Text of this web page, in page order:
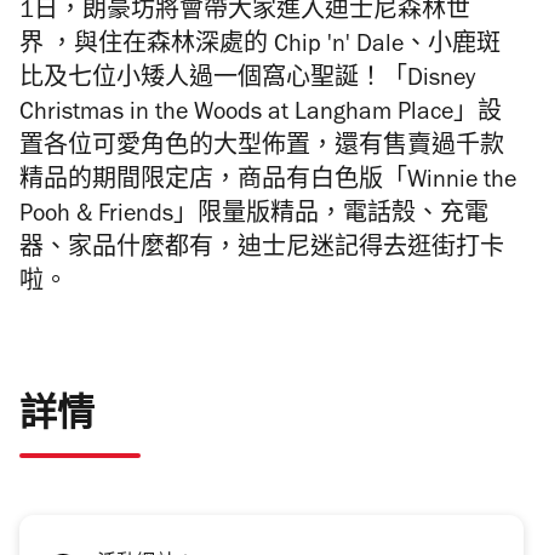
1日，朗豪坊將會帶大家進入迪士尼森林世
界 ，與住在森林深處的 Chip 'n' Dale、小鹿斑
比及七位小矮人過一個窩心聖誕！「Disney
Christmas in the Woods at Langham Place」設
置各位可愛角色的大型佈置，還有售賣過千款
精品的期間限定店，商品有白色版「Winnie the
Pooh & Friends」限量版精品，電話殼、充電
器、家品什麼都有，迪士尼迷記得去逛街打卡
啦。
詳情